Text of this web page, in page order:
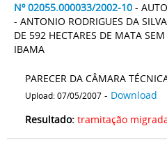
Nº 02055.000033/2002-10 -
- ANTONIO RODRIGUES DA
DE 592 HECTARES DE MATA
IBAMA
PARECER DA CÂMARA
Upload: 07/05/2007 - Download
Resultado: tramitação